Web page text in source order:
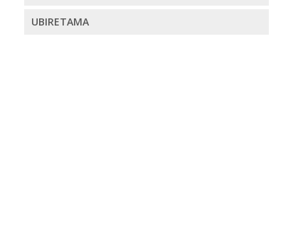
UBIRETAMA